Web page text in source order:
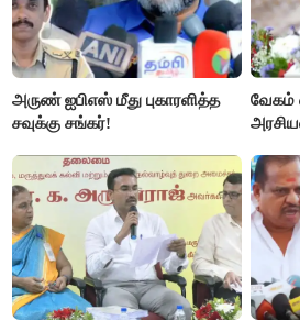
அருண் ஐபிஎஸ் மீது புகாரளித்த
சவுக்கு சங்கர்!
வேகம்